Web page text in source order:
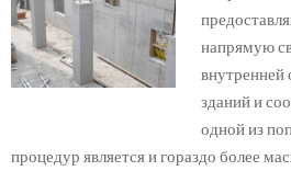
напрямую
внутренней
зданий и
одной из
процедур является и гораздо более